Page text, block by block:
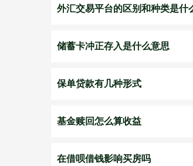
外汇交易平台的区别和种类是什
储蓄卡冲正存入是什么意思
保单贷款有几种形式
基金赎回怎么算收益
在借呗借钱影响买房吗